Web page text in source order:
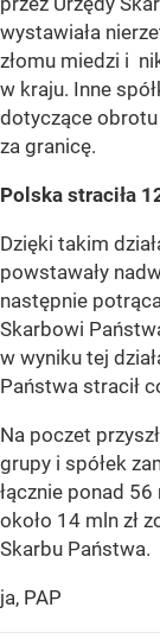
wystawiała
złomu miedzi i
w kraju. Inne
dotyczące obrotu
za granicę.
Polska straciła
Dzięki takim
powstawały
następnie
Skarbowi
w wyniku tej
Państwa stracił
Na poczet
grupy i spółek
łącznie ponad
około 14 mln zł
Skarbu Państwa.
ja, PAP